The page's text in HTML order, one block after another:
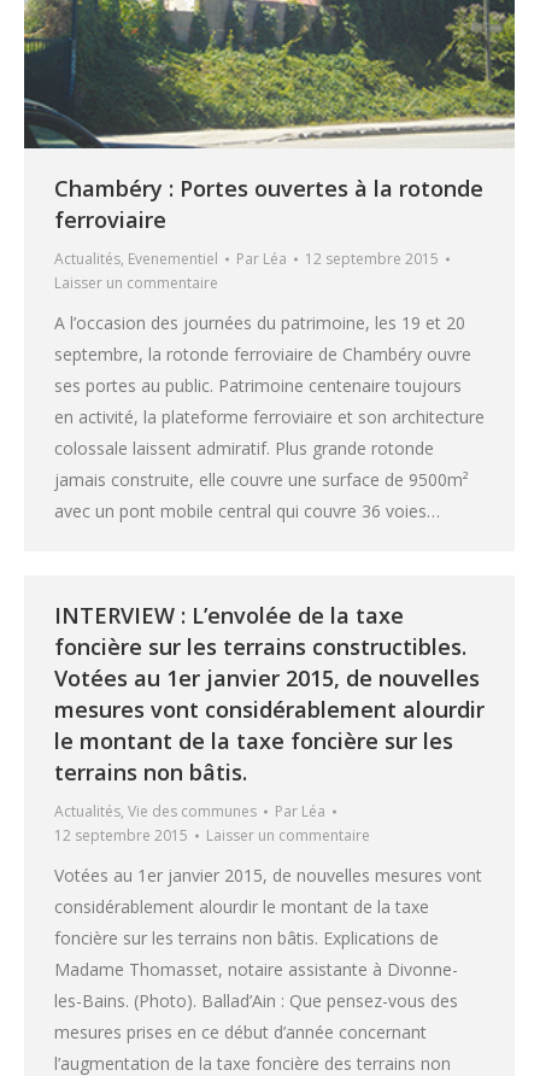
Chambéry : Portes ouvertes à la rotonde
ferroviaire
Actualités, Evenementiel Par Léa
12 septembre 2015
Laisser un commentaire
A l’occasion des journées du patrimoine, les 19 et 20
septembre, la rotonde ferroviaire de Chambéry ouvre
ses portes au public. Patrimoine centenaire toujours
en activité, la plateforme ferroviaire et son architecture
colossale laissent admiratif. Plus grande rotonde
jamais construite, elle couvre une surface de 9500m²
avec un pont mobile central qui couvre 36 voies…
INTERVIEW : L’envolée de la taxe
foncière sur les terrains constructibles.
Votées au 1er janvier 2015, de nouvelles
mesures vont considérablement alourdir
le montant de la taxe foncière sur les
terrains non bâtis.
Actualités, Vie des communes Par Léa
12 septembre 2015
Laisser un commentaire
Votées au 1er janvier 2015, de nouvelles mesures vont
considérablement alourdir le montant de la taxe
foncière sur les terrains non bâtis. Explications de
Madame Thomasset, notaire assistante à Divonne-
les-Bains. (Photo). Ballad’Ain : Que pensez-vous des
mesures prises en ce début d’année concernant
l’augmentation de la taxe foncière des terrains non